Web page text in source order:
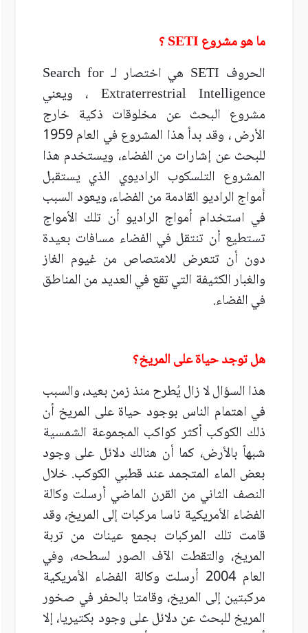
ما هو مشروعSETI؟
الحروف SETI هي اختصار لـSearch for
Extraterrestrial Intelligence ، ويعني
مشروع البحث عن مخلوقات ذكية خارج
الأرض ، وقد بدأ هذا المشروع في العام 1959
للبحث عن إشارات من الفضاء، ويستخدم هذا
المشروع التلسكوب الراديوي الذي يستقبل
أمواج الراديو القادمة من الفضاء، ويعود السبب
في استخدام أمواج الراديو أن تلك الأمواج
تستطيع أن تنتقل في الفضاء مسافات بعيدة
دون أن تتعرض للامتصاص من غيوم الغاز
والغبار الكثيفة التي تقع في العديد من المناطق
في الفضاء.
هل توجد حياة على المريخ؟
هذا السؤال لا زال يُطرح منذ زمن بعيد، والسبب
في اهتمام الناس بوجود حياة على المريخ أن
ذلك الكوكب أكثر كواكب المجموعة الشمسية
شبهاً بالأرض، كما أن هنالك دلائل على وجود
بعض الماء المتجمد عند قطبي الكوكب. خلال
النصف الثاني من القرن الماضي أرسلت وكالة
الفضاء الأمريكية ناسا مركبات إلى المريخ، وقد
قامت تلك المركبات بجمع عينات من تربة
المريخ، والتقطت الآف الصور لسطحه، وفي
العام 2004 أرسلت وكالة الفضاء الأمريكية
مركبتين إلى المريخ، وقامتا بالحفر في صخور
المريخ للبحث عن دلائل على وجود بكتيريا، إلا